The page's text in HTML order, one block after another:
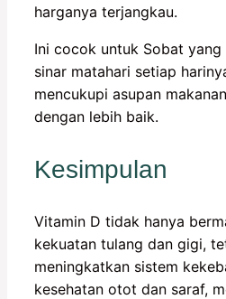
harganya terjangkau.
Ini cocok untuk Sobat
sinar matahari setiap
mencukupi asupan
dengan lebih baik.
Kesimpulan
Vitamin D tidak hanya
kekuatan tulang dan gigi,
meningkatkan sistem
kesehatan otot dan saraf,